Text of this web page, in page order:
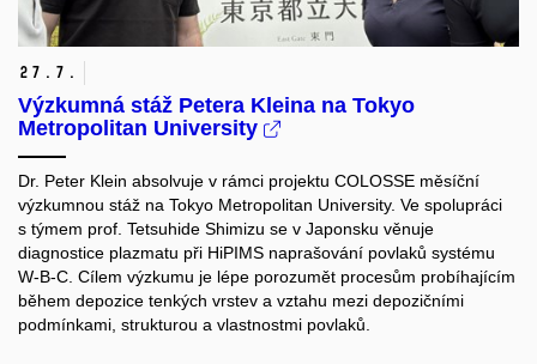
27. 7.
Výzkumná stáž Petera Kleina na Tokyo
Metropolitan University
Dr. Peter Klein absolvuje v rámci projektu COLOSSE měsíční
výzkumnou stáž na Tokyo Metropolitan University. Ve spolupráci
s týmem prof. Tetsuhide Shimizu se v Japonsku věnuje
diagnostice plazmatu při HiPIMS naprašování povlaků systému
W-B-C. Cílem výzkumu je lépe porozumět procesům probíhajícím
během depozice tenkých vrstev a vztahu mezi depozičními
podmínkami, strukturou a vlastnostmi povlaků.